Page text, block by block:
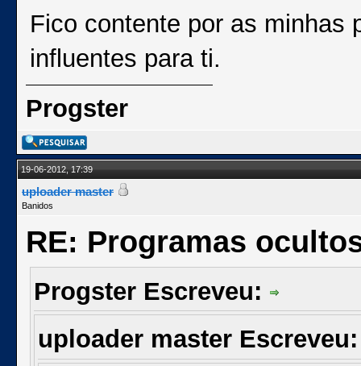
Fico contente por as minhas
influentes para ti.
Progster
19-06-2012, 17:39
uploader master
Banidos
RE: Programas
Progster Escreveu:
uploader master